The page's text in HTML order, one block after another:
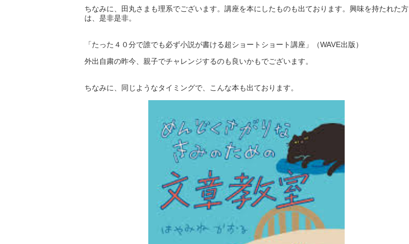
ちなみに、田丸さまも理系でございます。講座を本にしたものも出ております。興味を持たれた方
は、是非是非。
「たった４０分で誰でも必ず小説が書ける超ショートショート講座」（WAVE出版）
外出自粛の昨今、親子でチャレンジするのも良いかもでございます。
ちなみに、同じようなタイミングで、こんな本も出ております。